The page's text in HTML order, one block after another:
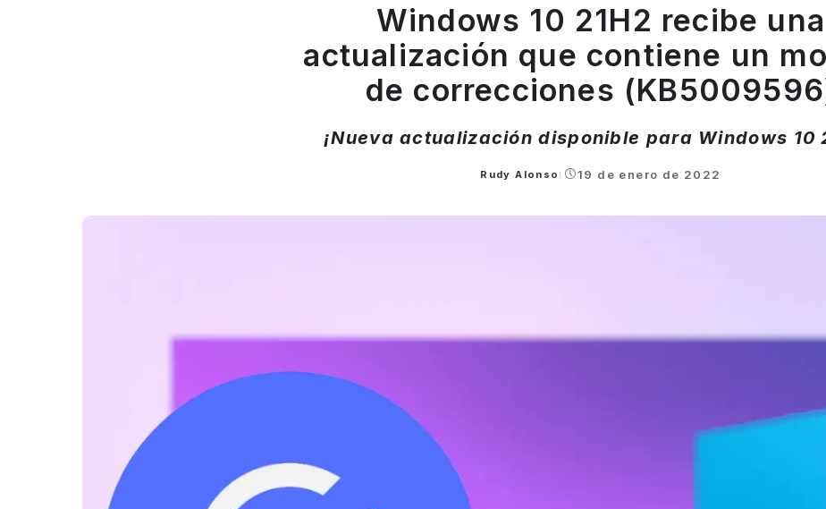
Windows 10 21H2 recibe una
actualización que contiene un
de correcciones
¡Nueva actualización disponible para Windows 10
Posted
Rudy Alonso 19 de enero de 2022